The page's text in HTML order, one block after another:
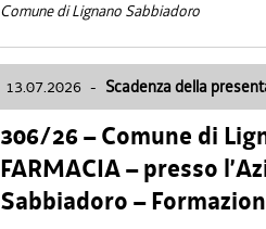
Comune di Lignano Sabbiadoro
13.07.2026 - Scadenza della
306/26 – Comune di
FARMACIA – presso
Sabbiadoro –